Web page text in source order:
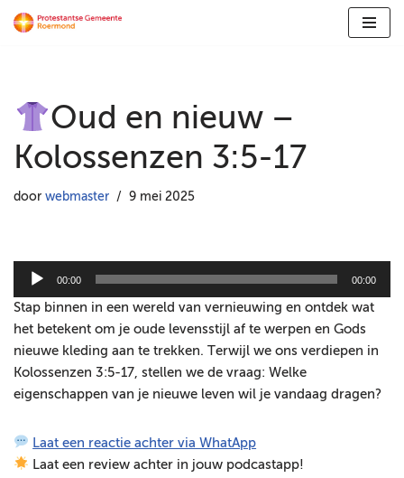
inhoudOud en nieuw –
Kolossenzen 3:5-17
door webmaster 9 mei 2025
d
i
o
s
p
l
e
00:00 00:00
Stap binnen in een wereld van vernieuwing en ontdek wat
het betekent om je oude levensstijl af te werpen en Gods
nieuwe kleding aan te trekken. Terwijl we ons verdiepen in
Kolossenzen 3:5-17, stellen we de vraag: Welke
eigenschappen van je nieuwe leven wil je vandaag dragen?
Laat een reactie achter via WhatApp
Laat een review achter in jouw podcastapp!